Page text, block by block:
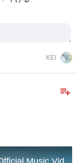
KEI
playlist_add